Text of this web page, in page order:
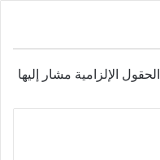
الحقول الإلزامية مشار إليها